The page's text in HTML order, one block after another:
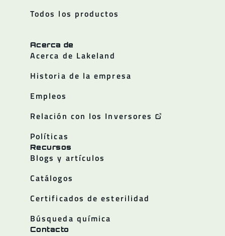
Todos los productos
Acerca de
Acerca de Lakeland
Historia de la empresa
Empleos
Relación con los Inversores
Políticas
Recursos
Blogs y artículos
Catálogos
Certificados de esterilidad
Búsqueda química
Contacto